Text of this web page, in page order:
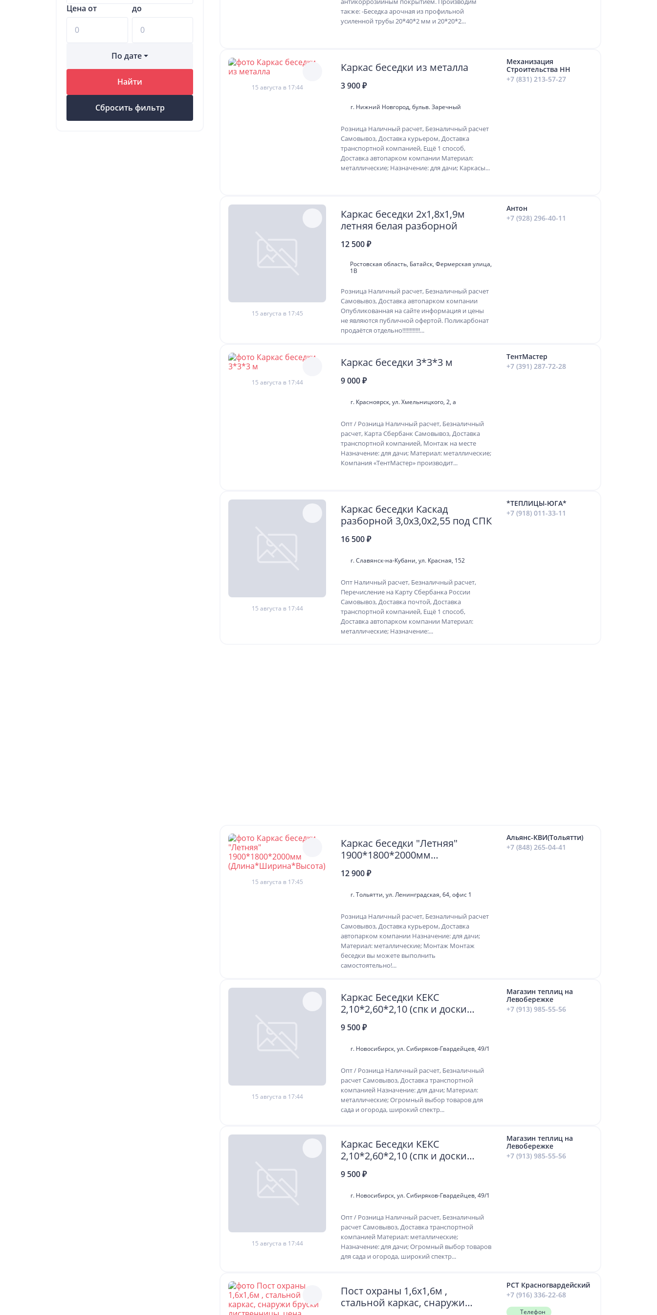
Цена от до
По дате
Найти
Сбросить фильтр
также: -Беседка арочная из профильной
усиленной трубы 20*40*2 мм и 20*20*2...
15 августа в 17:44
Каркас беседки из металла
3 900 ₽
г. Нижний Новгород, бульв. Заречный
Розница Наличный расчет, Безналичный расчет
Самовывоз, Доставка курьером, Доставка
транспортной компанией, Ещё 1 способ,
Доставка автопарком компании Материал:
металлические; Назначение: для дачи; Каркасы...
Механизация
Строительства НН
+7 (831) 213-57-27
15 августа в 17:45
Каркас беседки 2х1,8х1,9м
летняя белая разборной
12 500 ₽
Ростовская область, Батайск, Фермерская улица,
1В
Розница Наличный расчет, Безналичный расчет
Самовывоз, Доставка автопарком компании
Опубликованная на сайте информация и цены
не являются публичной офертой. Поликарбонат
продаётся отдельно!!!!!!!!!!!!...
Антон
+7 (928) 296-40-11
15 августа в 17:44
Каркас беседки 3*3*3 м
9 000 ₽
г. Красноярск, ул. Хмельницкого, 2, а
Опт / Розница Наличный расчет, Безналичный
расчет, Карта Сбербанк Самовывоз, Доставка
транспортной компанией, Монтаж на месте
Назначение: для дачи; Материал: металлические;
Компания «ТентМастер» производит...
ТентМастер
+7 (391) 287-72-28
15 августа в 17:44
Каркас беседки Каскад
разборной 3,0х3,0х2,55 под СПК
16 500 ₽
г. Славянск-на-Кубани, ул. Красная, 152
Опт Наличный расчет, Безналичный расчет,
Перечисление на Карту Сбербанка России
Самовывоз, Доставка почтой, Доставка
транспортной компанией, Ещё 1 способ,
Доставка автопарком компании Материал:
металлические; Назначение:...
*ТЕПЛИЦЫ-ЮГА*
+7 (918) 011-33-11
15 августа в 17:45
Каркас беседки "Летняя"
1900*1800*2000мм
(Длина*Ширина*Высота)
12 900 ₽
г. Тольятти, ул. Ленинградская, 64, офис 1
Розница Наличный расчет, Безналичный расчет
Самовывоз, Доставка курьером, Доставка
автопарком компании Назначение: для дачи;
Материал: металлические; Монтаж Монтаж
беседки вы можете выполнить
самостоятельно!...
Альянс-КВИ(Тольятти)
+7 (848) 265-04-41
15 августа в 17:44
Каркас Беседки КЕКС
2,10*2,60*2,10 (спк и доски
отдельно)
9 500 ₽
г. Новосибирск, ул. Сибиряков-Гвардейцев, 49/1
Опт / Розница Наличный расчет, Безналичный
расчет Самовывоз, Доставка транспортной
компанией Назначение: для дачи; Материал:
металлические; Огромный выбор товаров для
сада и огорода, широкий спектр...
Магазин теплиц на
Левобережке
+7 (913) 985-55-56
15 августа в 17:44
Каркас Беседки КЕКС
2,10*2,60*2,10 (спк и доски
отдельно)
9 500 ₽
г. Новосибирск, ул. Сибиряков-Гвардейцев, 49/1
Опт / Розница Наличный расчет, Безналичный
расчет Самовывоз, Доставка транспортной
компанией Материал: металлические;
Назначение: для дачи; Огромный выбор товаров
для сада и огорода, широкий спектр...
Магазин теплиц на
Левобережке
+7 (913) 985-55-56
Пост охраны 1,6х1,6м ,
стальной каркас, снаружи
РСТ Красногвардейский
+7 (916) 336-22-68
Телефон